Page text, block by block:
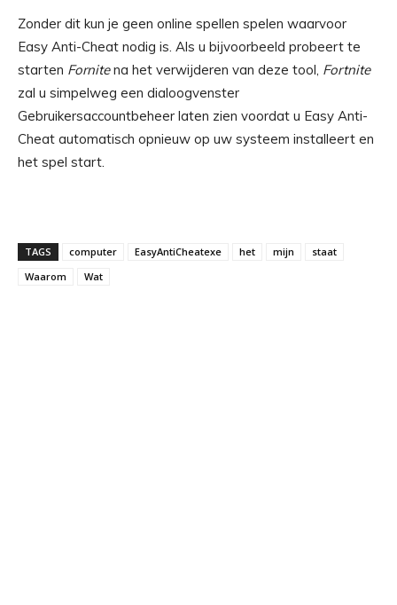
Zonder dit kun je geen online spellen spelen waarvoor
Easy Anti-Cheat nodig is. Als u bijvoorbeeld probeert te
starten Fornitena het verwijderen van deze tool, Fortnite
zal u simpelweg een dialoogvenster
Gebruikersaccountbeheer laten zien voordat u Easy Anti-
Cheat automatisch opnieuw op uw systeem installeert en
het spel start.
TAGS computer EasyAntiCheatexe het mijn
staat
Waarom
Wat